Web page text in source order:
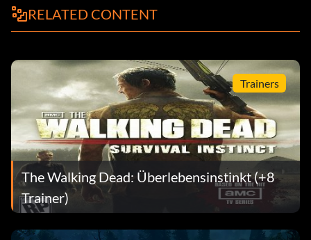
RELATED CONTENT
Trainers
The Walking Dead: Überlebensinstinkt (+8
Trainer)